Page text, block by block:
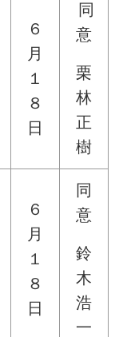
６
月
１
８
日
同
意
栗
林
正
樹
６
月
１
８
日
同
意
鈴
木
浩
一